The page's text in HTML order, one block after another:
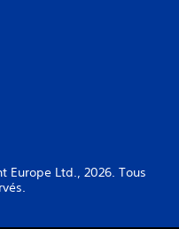
Europe Ltd., 2026. Tous